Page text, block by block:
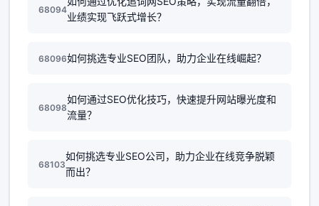
68094
业绩实现飞跃式增长？
68096如何挑选专业SEO团队，助力企业在线崛起？
68098
如何通过SEO优化技巧，快速提升网站曝光度和
流量？
68103
如何挑选专业SEO公司，助力企业在线竞争脱颖
而出？